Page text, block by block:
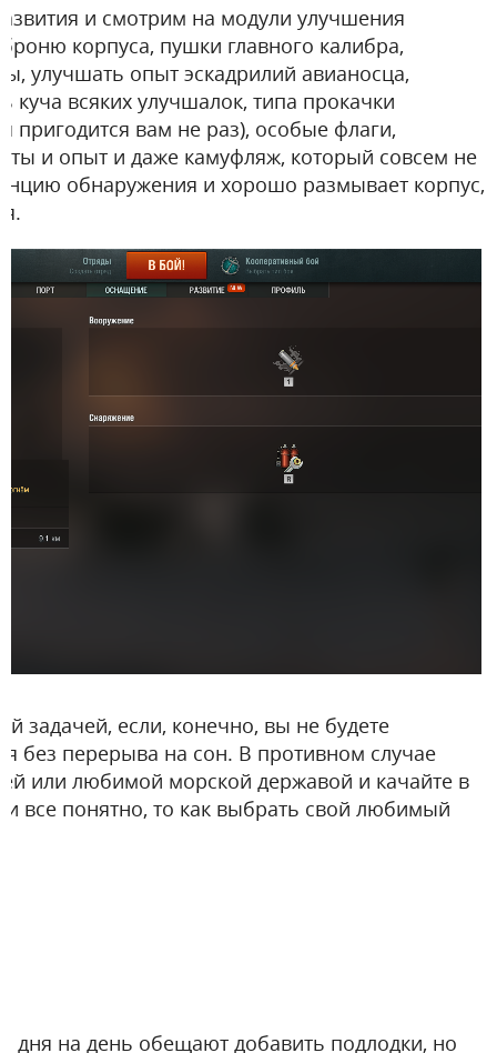
и смотрим на модули улучшения
корпуса, пушки главного калибра,
улучшать опыт эскадрилий авианосца,
куча всяких улучшалок, типа прокачки
пригодится вам не раз), особые флаги,
и опыт и даже камуфляж, который совсем не
обнаружения и хорошо размывает корпус,
задачей, если, конечно, вы не будете
без перерыва на сон. В противном случае
или любимой морской державой и качайте в
все понятно, то как выбрать свой любимый
дня на день обещают добавить подлодки, но